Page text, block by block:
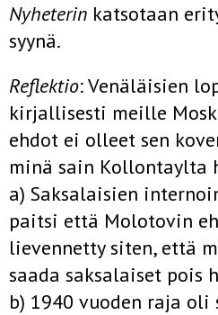
Nyheterin katsotaan
syynä.
Reflektio: Venäläisien
kirjallisesti meille
ehdot ei olleet sen
minä sain Kollontaylta
a) Saksalaisien
paitsi että Molotovin
lievennetty siten, että
saada saksalaiset pois
b) 1940 vuoden raja oli